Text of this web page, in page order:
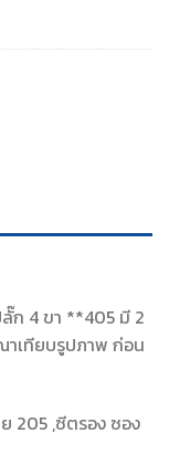
ก 4 ขา **405 มี 2
าเทียบรูปภาพ ก่อน
ย 205 ,ซีตรอง ซอง